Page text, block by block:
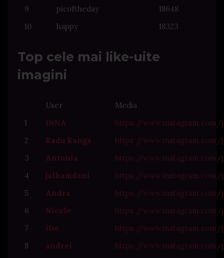
9
picoftheday
18648
10
happy 18323
Top cele mai like-uite
imagini
User
Media
1
INNA
https://www.instagram.com/
2
Radu Ranga
https://www.instagram.com/
3
Antonia
https://www.instagram.com/
4
jalhamdani
https://www.instagram.com/
5
Andra
https://www.instagram.com/
6
Nicole
https://www.instagram.com/
7
ilie
https://
8
andrei
https://www.instagram.com/